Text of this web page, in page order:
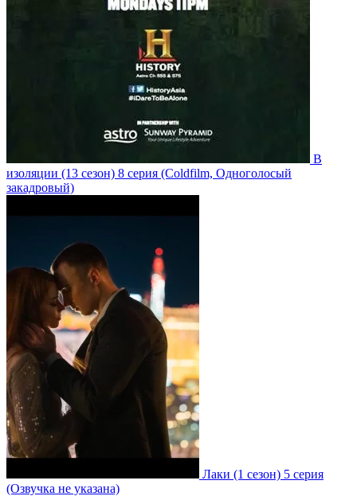
В
изоляции (13 сезон) 8 серия (Coldfilm, Одноголосый
закадровый)
Лаки (1 сезон) 5 серия
(Озвучка не указана)